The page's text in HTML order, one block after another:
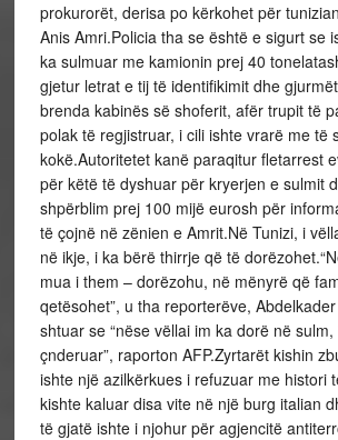
prokurorët, derisa po kërkohet për
Anis Amri.Policia tha se është e sigurt se
ka sulmuar me kamionin prej 40
gjetur letrat e tij të identifikimit dhe
brenda kabinës së shoferit, afër trupit të
polak të regjistruar, i cili ishte vrarë me të
kokë.Autoritetet kanë paraqitur fletarrest
për këtë të dyshuar për kryerjen e sulmit
shpërblim prej 100 mijë eurosh për
të çojnë në zënien e Amrit.Në Tunizi, i
në ikje, i ka bërë thirrje që të
mua i them – dorëzohu, në mënyrë që
qetësohet”, u tha reporterëve,
shtuar se “nëse vëllai im ka dorë në
çnderuar”, raporton AFP.Zyrtarët kishin
ishte një azilkërkues i refuzuar me histori
kishte kaluar disa vite në një burg italian
të gjatë ishte i njohur për agjencitë